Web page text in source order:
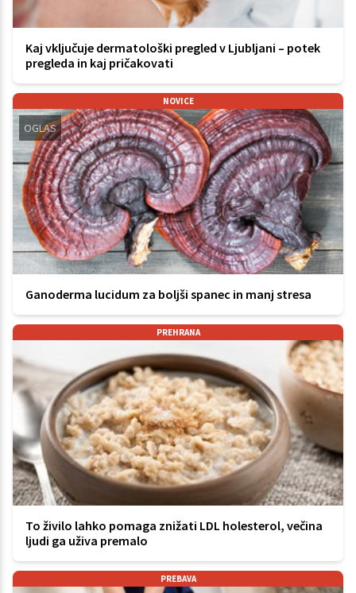
Kaj vključuje dermatološki pregled v Ljubljani – potek
pregleda in kaj pričakovati
NOVICE
OGLAS
Ganoderma lucidum za boljši spanec in manj stresa
PREHRANA
To živilo lahko pomaga znižati LDL holesterol, večina
ljudi ga uživa premalo
PREBAVA